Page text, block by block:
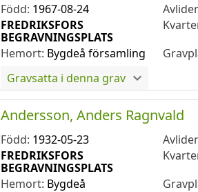
Född: 1967-08-24
FREDRIKSFORS
BEGRAVNINGSPLATS
Hemort: Bygdeå församling
Gravsatta i denna grav
Andersson, Anders Ragnvald
Född: 1932-05-23
FREDRIKSFORS
BEGRAVNINGSPLATS
Hemort: Bygdeå